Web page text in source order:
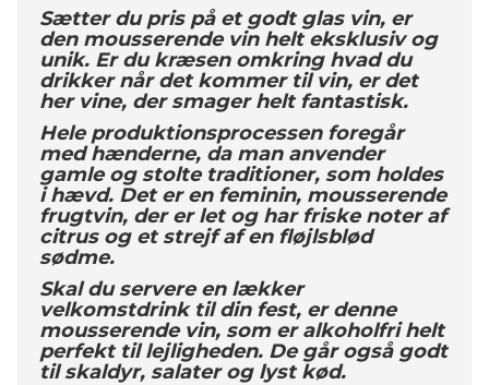
Sætter du pris på et godt glas vin, er
den mousserende vin helt eksklusiv og
unik. Er du kræsen omkring hvad du
drikker når det kommer til vin, er det
her vine, der smager helt fantastisk.
Hele produktionsprocessen foregår
med hænderne, da man anvender
gamle og stolte traditioner, som holdes
i hævd. Det er en feminin, mousserende
frugtvin, der er let og har friske noter af
citrus og et strejf af en fløjlsblød
sødme.
Skal du servere en lækker
velkomstdrink til din fest, er denne
mousserende vin, som er alkoholfri helt
perfekt til lejligheden. De går også godt
til skaldyr, salater og lyst kød.